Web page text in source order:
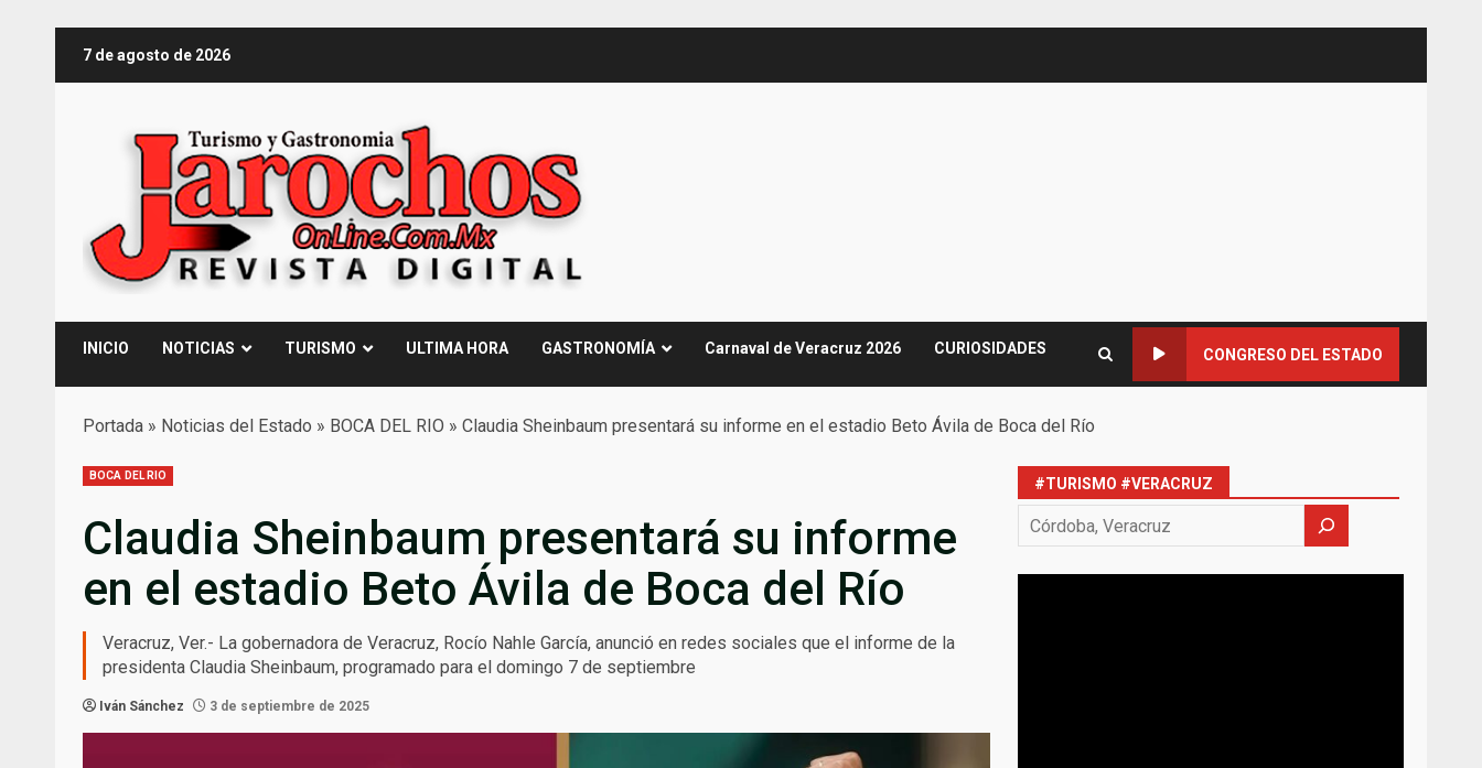
contenido
7 de agosto de 2026
INICIO NOTICIAS TURISMO ULTIMA HORA GASTRONOMÍA Carnaval de Veracruz 2026 CURIOSIDADES CONGRESO DEL ESTADO
Portada » Noticias del Estado » BOCA DEL RIO » Claudia Sheinbaum presentará su informe en el estadio Beto Ávila de Boca del Río
BOCA DEL RIO
Claudia Sheinbaum presentará su informe
en el estadio Beto Ávila de Boca del Río
Veracruz, Ver.- La gobernadora de Veracruz, Rocío Nahle García, anunció en redes sociales que el informe de la
presidenta Claudia Sheinbaum, programado para el domingo 7 de septiembre
Iván Sánchez 3 de septiembre de 2025
#TURISMO #VERACRUZ